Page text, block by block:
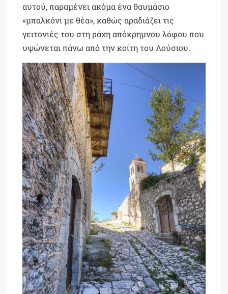
αυτού, παραμένει ακόμα ένα θαυμάσιο
«μπαλκόνι με θέα», καθώς αραδιάζει τις
γειτονιές του στη ράχη απόκρημνου λόφου που
υψώνεται πάνω από την κοίτη του Λούσιου.